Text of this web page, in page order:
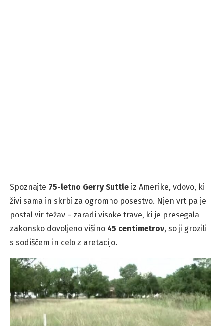
Spoznajte 75-letno Gerry Suttle iz Amerike, vdovo, ki
živi sama in skrbi za ogromno posestvo. Njen vrt pa je
postal vir težav – zaradi visoke trave, ki je presegala
zakonsko dovoljeno višino 45 centimetrov, so ji grozili
s sodiščem in celo z aretacijo.